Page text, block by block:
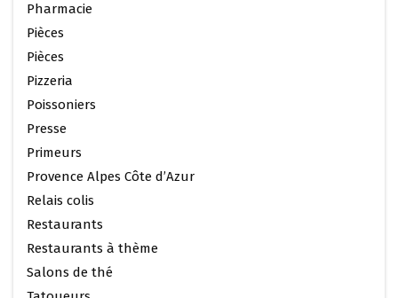
Pharmacie
Pièces
Pièces
Pizzeria
Poissoniers
Presse
Primeurs
Provence Alpes Côte d’Azur
Relais colis
Restaurants
Restaurants à thème
Salons de thé